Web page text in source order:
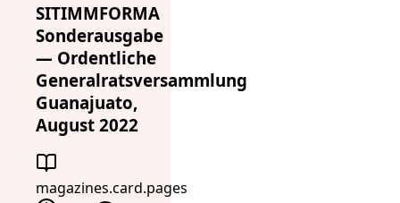
SITIMMFORMA
Sonderausgabe
— Ordentliche
Generalratsversammlung
Guanajuato,
August 2022
magazines.card.pages